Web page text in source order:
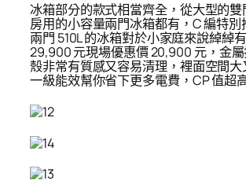
冰箱部分的款式相當齊全，從大型的
房用的小容量兩門冰箱都有，C 編特
兩門 510L 的冰箱對於小家庭來說綽綽
29,900 元現場優惠價 20,900 元，金
殼非常有質感又容易清理，裡面空間大
一級能效幫你省下更多電費，CP 值超